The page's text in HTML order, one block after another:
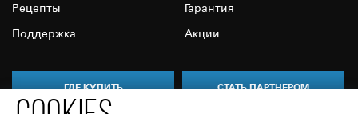
Рецепты Гарантия
Поддержка Акции
ГДЕ КУПИТЬ СТАТЬ ПАРТНЕРОМ